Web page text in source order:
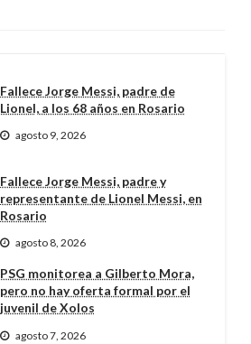
Fallece Jorge Messi, padre de
Lionel, a los 68 años en Rosario
agosto 9, 2026
Fallece Jorge Messi, padre y
representante de Lionel Messi, en
Rosario
agosto 8, 2026
PSG monitorea a Gilberto Mora,
pero no hay oferta formal por el
juvenil de Xolos
agosto 7, 2026